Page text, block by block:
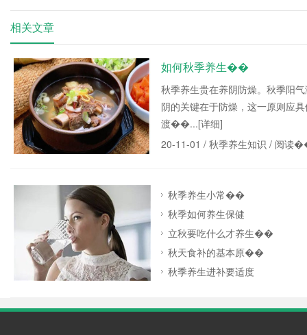
相关文章
如何秋季养生��
秋季养生贵在养阴防燥。秋季阳
阴的关键在于防燥，这一原则应
渡��...[详细]
20-11-01 / 秋季养生知识 / 阅读
秋季养生小常��
秋季如何养生保健
立秋要吃什么才养生��
秋天食补的基本原��
秋季养生进补要适度